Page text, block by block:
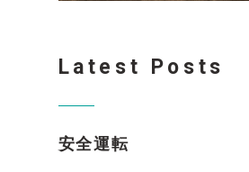
Latest Posts
安全運転